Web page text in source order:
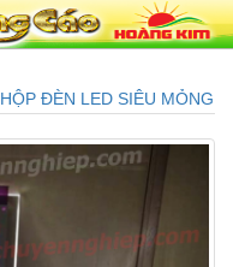
HỘP ĐÈN LED SIÊU MỎNG